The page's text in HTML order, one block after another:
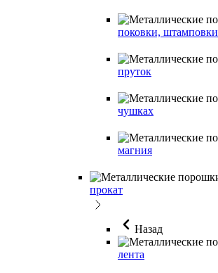
поковки, штамповки
пруток
чушках
магния
прокат
Назад
лента